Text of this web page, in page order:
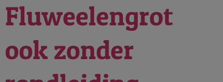
Fluweelengrot
ook zonder